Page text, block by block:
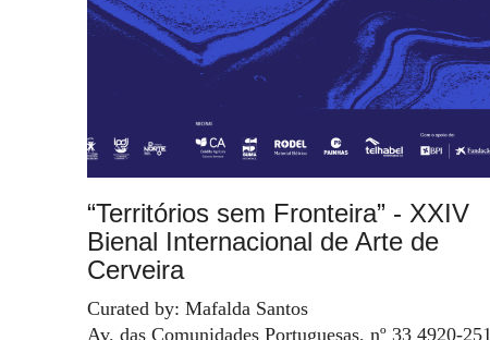
“Territórios sem Fronteira” - XXIV
Bienal Internacional de Arte de
Cerveira
Curated by: Mafalda Santos
Av. das Comunidades Portuguesas, nº 33 4920-251